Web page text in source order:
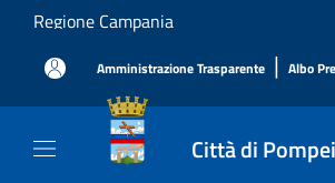
Salta al contenuto principale
Regione Campania
Amministrazione Trasparente | Albo
Città di Pompei